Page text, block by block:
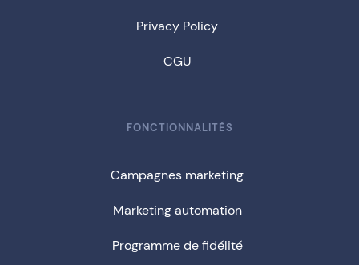
Privacy Policy
CGU
FONCTIONNALITÉS
Campagnes marketing
Marketing automation
Programme de fidélité